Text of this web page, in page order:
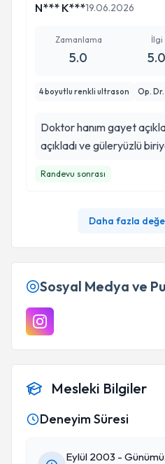
N*** K***19.06.2026
Zamanlama
5.0
İlgi
5.0
4 boyutlu renkli ultrason Op.
Doktor hanım gayet
açıkladı ve güleryüzlü
Randevu sonrası
Daha fazla
Sosyal Medya ve
Mesleki Bilgiler
Deneyim Süresi
Eylül 2003 -